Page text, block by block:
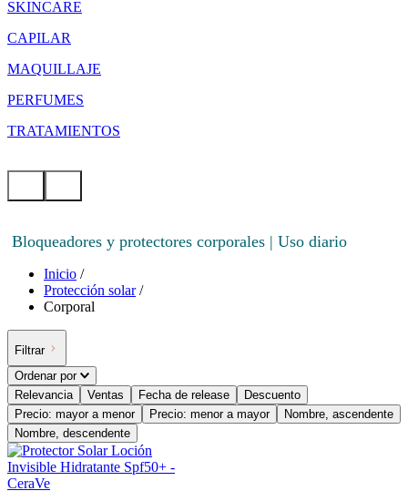
SKINCARE
CAPILAR
MAQUILLAJE
PERFUMES
TRATAMIENTOS
Bloqueadores y protectores corporales | Uso diario
Inicio /
Protección solar/
Corporal
Filtrar
Ordenar por
Relevancia
Ventas Fecha de release
Descuento
Precio: mayor a menor
Precio: menor a mayor
Nombre, ascendente
Nombre, descendente